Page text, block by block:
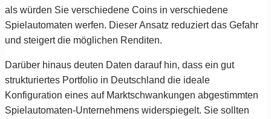
als würden Sie verschiedene Coins in verschiedene
Spielautomaten werfen. Dieser Ansatz reduziert das Gefahr
und steigert die möglichen Renditen.
Darüber hinaus deuten Daten darauf hin, dass ein gut
strukturiertes Portfolio in Deutschland die ideale
Konfiguration eines auf Marktschwankungen abgestimmten
Spielautomaten-Unternehmens widerspiegelt. Sie sollten